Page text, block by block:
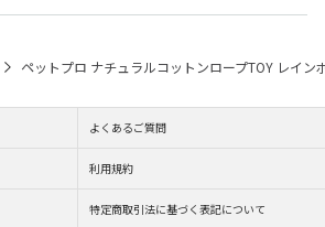
ペットプロ ナチュラルコットンロープTOY レイン
よくあるご質問
利用規約
特定商取引法に基づく表記について